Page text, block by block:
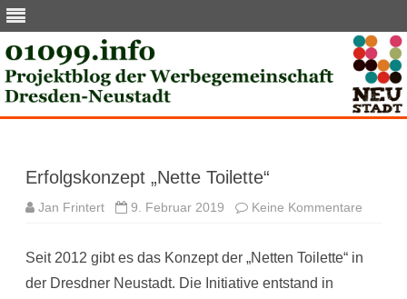
Erfolgskonzept „Nette Toilette“
Jan Frintert 9. Februar 2019 Keine Kommentare
Seit 2012 gibt es das Konzept der „Netten Toilette“ in
der Dresdner Neustadt. Die Initiative entstand in